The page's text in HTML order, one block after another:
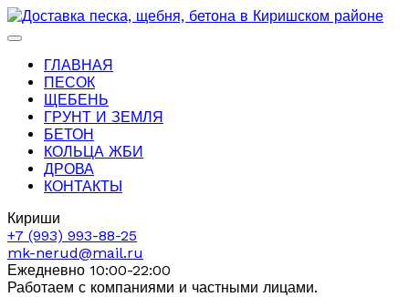
ГЛАВНАЯ
ПЕСОК
ЩЕБЕНЬ
ГРУНТ И ЗЕМЛЯ
БЕТОН
КОЛЬЦА ЖБИ
ДРОВА
КОНТАКТЫ
Кириши
+7 (993) 993-88-25
mk-nerud@mail.ru
Ежедневно 10:00-22:00
Работаем с компаниями и частными лицами.